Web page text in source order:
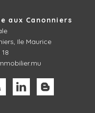
aux Canonniers
Ile Maurice